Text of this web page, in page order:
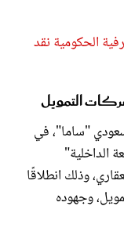
الحكومية نقد
التمويل
"ساما"، في
الداخلية"
وذلك انطلاقًا
وجهوده